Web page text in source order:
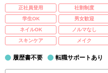
正社員登用 社割制度
学生OK
男女歓迎
ネイルOK
ノルマなし
スキンケア
メイク
履歴書不要 転職サポートあり